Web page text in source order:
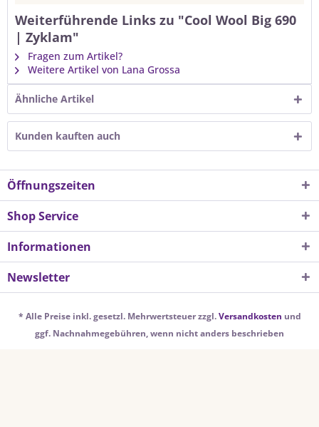
Weiterführende Links zu "Cool Wool Big 690
| Zyklam"
Fragen zum Artikel?
Weitere Artikel von Lana Grossa
Ähnliche Artikel
Kunden kauften auch
Öffnungszeiten
Shop Service
Informationen
Newsletter
* Alle Preise inkl. gesetzl. Mehrwertsteuer zzgl.Versandkosten und
ggf. Nachnahmegebühren, wenn nicht anders beschrieben